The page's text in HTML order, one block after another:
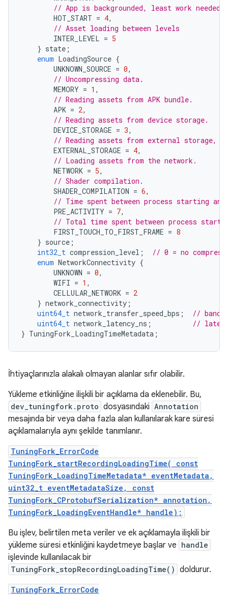
// App is backgrounded, least work needed
HOT_START = 4,
// Asset loading between levels
INTER_LEVEL = 5
} state ;
enum LoadingSource {
UNKNOWN_SOURCE = 0,
// Uncompressing data.
MEMORY = 1 ,
// Reading assets from APK bundle.
APK = 2,
// Reading assets from device storage.
DEVICE_STORAGE = 3,
// Reading assets from external storage,
EXTERNAL_STORAGE = 4,
// Loading assets from the network.
NETWORK = 5,
// Shader compilation.
SHADER_COMPILATION = 6,
// Time spent between process starting and
PRE_ACTIVITY = 7,
// Total time spent between process
FIRST_TOUCH_TO_FIRST_FRAME = 8
} source ;
int32_t compression_level ;
// 0 = no
enum NetworkConnectivity {
UNKNOWN = 0,
WIFI = 1 ,
CELLULAR_NETWORK = 2
} network_connectivity ;
uint64_t network_transfer_speed_bps ;
//
uint64_t network_latency_ns ;
//
} TuningFork_LoadingTimeMetadata ;
İhtiyaçlarınızla alakalı olmayan alanlar sıfır olabilir.
Yükleme etkinliğine ilişkili bir açıklama da eklenebilir. Bu,
dev_tuningfork.proto dosyasındaki Annotation
mesajında bir veya daha fazla alan kullanılarak kare süresi
açıklamalarıyla aynı şekilde tanımlanır.
TuningFork_ErrorCode
TuningFork_startRecordingLoadingTime( const
TuningFork_LoadingTimeMetadata* eventMetadata,
uint32_t eventMetadataSize, const
TuningFork_CProtobufSerialization* annotation,
TuningFork_LoadingEventHandle* handle);
Bu işlev, belirtilen meta veriler ve ek açıklamayla ilişkili bir
yükleme süresi etkinliğini kaydetmeye başlar ve handle
işlevinde kullanılacak bir
TuningFork_stopRecordingLoadingTime() doldurur.
TuningFork_ErrorCode